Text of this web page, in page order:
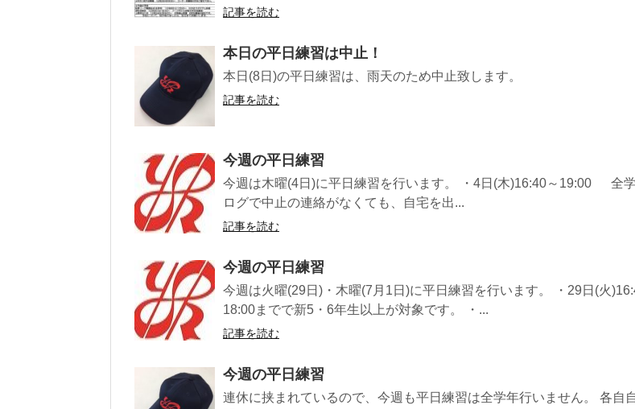
記事を読む
本日の平日練習は中止！
本日(8日)の平日練習は、雨天のため中止致します。
記事を読む
今週の平日練習
今週は木曜(4日)に平日練習を行います。 ・4日(木)16:40～19:00 全
ログで中止の連絡がなくても、自宅を出...
記事を読む
今週の平日練習
今週は火曜(29日)・木曜(7月1日)に平日練習を行います。 ・29日(火
18:00までで新5・6年生以上が対象です。 ・...
記事を読む
今週の平日練習
連休に挟まれているので、今週も平日練習は全学年行いません。 各自